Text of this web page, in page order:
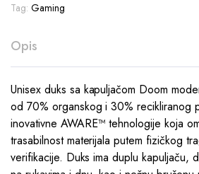
Tag: Gaming
Opis
Unisex duks sa kapuljačom Doom
od 70% organskog i 30% recikliranog
inovativne AWARE™ tehnologije koja
trasabilnost materijala putem fizičkog
verifikacije. Duks ima duplu kapuljaču,